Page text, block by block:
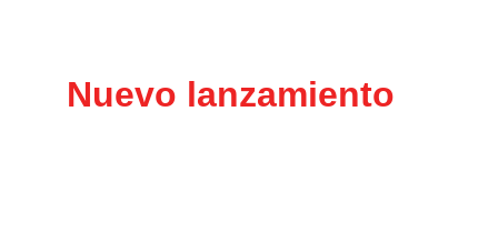
Nuevo lanzamiento